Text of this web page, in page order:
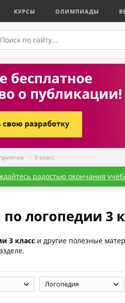
КУРСЫ ОЛИМПИАДЫ
/ 3 класс
радостью окончания
логопедии 3
3 класс и другие полезные
Логопедия